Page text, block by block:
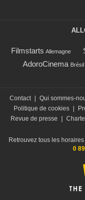
Filmstarts Allemagne
AdoroCinema Brésil
Contact Qui sommes-
Politique de cookies
Revue de presse
Retrouvez tous les
0